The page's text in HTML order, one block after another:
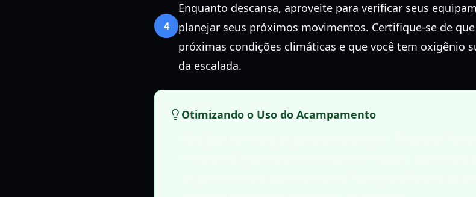
4
Enquanto descansa, aproveite para verificar seus
planejar seus próximos movimentos. Certifique-se de
próximas condições climáticas e que você tem oxigênio
da escalada.
Otimizando o Uso do Acampamento